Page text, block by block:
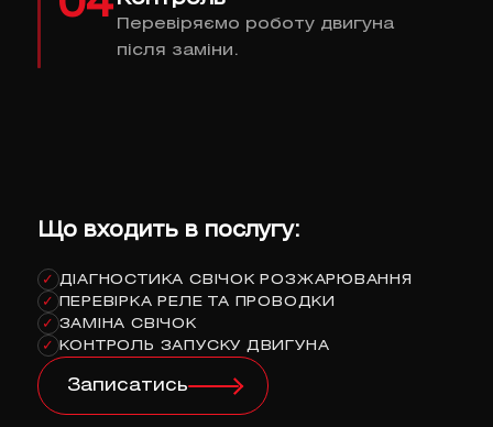
Перевіряємо роботу двигуна
після заміни.
Що входить в послугу:
✓ ДІАГНОСТИКА СВІЧОК РОЗЖАРЮВАННЯ
✓ ПЕРЕВІРКА РЕЛЕ ТА ПРОВОДКИ
✓ ЗАМІНА СВІЧОК
✓ КОНТРОЛЬ ЗАПУСКУ ДВИГУНА
Записатись